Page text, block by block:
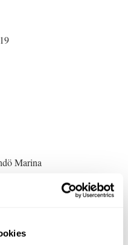
Marina
200 - 2019.
vare dubbla motorer